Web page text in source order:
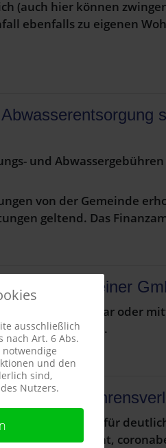
(auch hier können
ebenfalls zu eigenen
und
von der Gemeinde
geltend. Das
Auflösung einer
unmittelbar oder
Gewerbebetrieb.
bei
Mehrarbeit für
Bürgern zusteht,
ausschließlich
nach Art. 6 Abs.
notwendige
und den
sind,
Nutzers.